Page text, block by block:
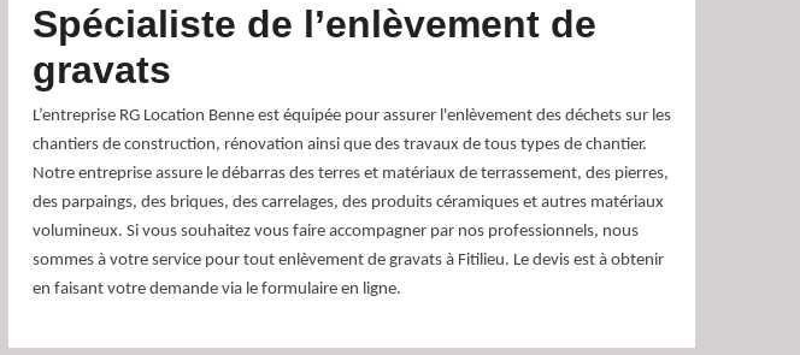
Spécialiste de l’enlèvement de
gravats
L’entreprise RG Location Benne est équipée pour assurer l'enlèvement des déchets sur les
chantiers de construction, rénovation ainsi que des travaux de tous types de chantier.
Notre entreprise assure le débarras des terres et matériaux de terrassement, des pierres,
des parpaings, des briques, des carrelages, des produits céramiques et autres matériaux
volumineux. Si vous souhaitez vous faire accompagner par nos professionnels, nous
sommes à votre service pour tout enlèvement de gravats à Fitilieu. Le devis est à obtenir
en faisant votre demande via le formulaire en ligne.